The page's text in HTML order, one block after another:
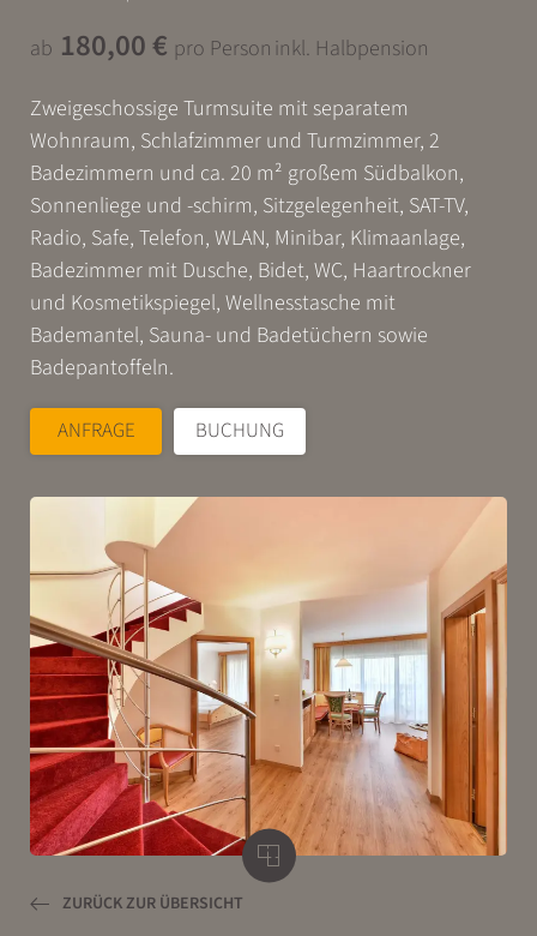
ERLEBEN
ENTSPANNEN
GENIESSEN
ab 180,00 € pro Person inkl. Halbpension
Zweigeschossige Turmsuite mit separatem
Wohnraum, Schlafzimmer und Turmzimmer, 2
Badezimmern und ca. 20 m² großem Südbalkon,
Sonnenliege und -schirm, Sitzgelegenheit, SAT-TV,
Radio, Safe, Telefon, WLAN, Minibar, Klimaanlage,
Badezimmer mit Dusche, Bidet, WC, Haartrockner
und Kosmetikspiegel, Wellnesstasche mit
Bademantel, Sauna- und Badetüchern sowie
Badepantoffeln.
ANFRAGE BUCHUNG
ZURÜCK ZUR ÜBERSICHT